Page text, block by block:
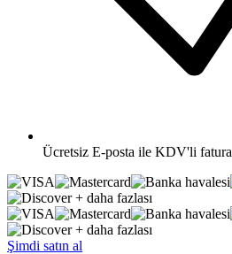
Ücretsiz E-posta ile KDV'li fatura
+ daha fazlası
+ daha fazlası
Şimdi satın al